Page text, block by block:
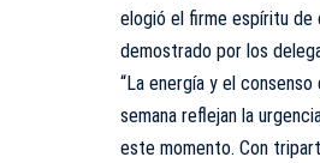
elogió el firme espíritu
demostrado por los
“La energía y el
semana reflejan la
este momento. Con